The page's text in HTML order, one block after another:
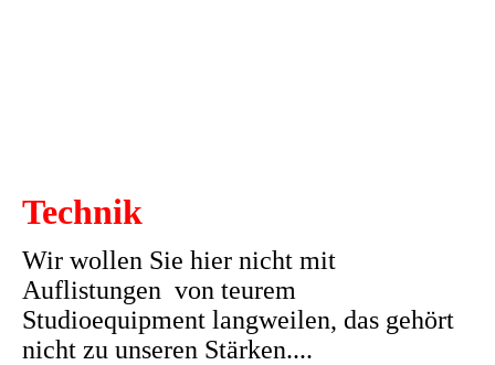
Technik
Wir wollen Sie hier nicht mit
Auflistungen von teurem
Studioequipment langweilen, das gehört
nicht zu unseren Stärken....